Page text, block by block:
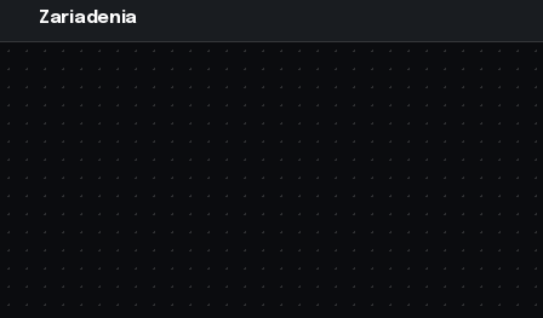
Zariadenia